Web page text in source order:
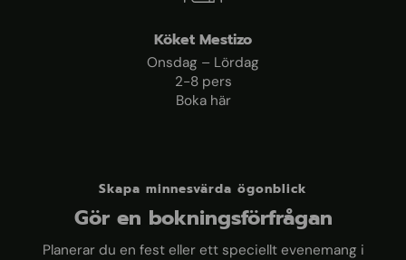
Köket Mestizo
Onsdag – Lördag
2-8 pers
Boka här
Skapa minnesvärda ögonblick
Gör en bokningsförfrågan
Planerar du en fest eller ett speciellt evenemang i